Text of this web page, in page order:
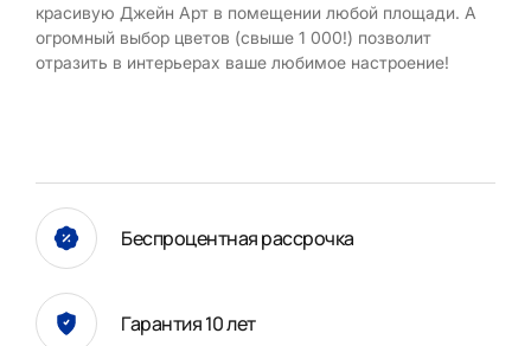
красивую Джейн Арт в помещении любой площади. А
огромный выбор цветов (свыше 1 000!) позволит
отразить в интерьерах ваше любимое настроение!
Беспроцентная рассрочка
Гарантия 10 лет